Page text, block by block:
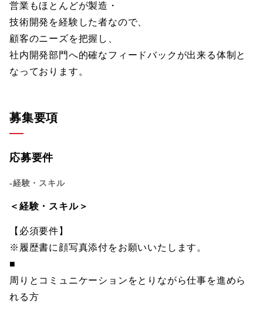
営業もほとんどが製造・
技術開発を経験した者なので、
顧客のニーズを把握し、
社内開発部門へ的確なフィードバックが出来る体制と
なっております。
募集要項
応募要件
-経験・スキル
＜経験・スキル＞
【必須要件】
※履歴書に顔写真添付をお願いいたします。
■
周りとコミュニケーションをとりながら仕事を進めら
れる方